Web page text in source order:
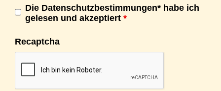
Die Datenschutzbestimmungen* habe ich
gelesen und akzeptiert *
Recaptcha